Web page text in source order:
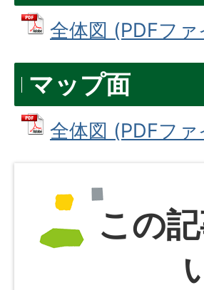
全体図 (PDFフ
マップ面
全体図 (PDFファ
この